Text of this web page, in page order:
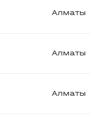
Алматы
Алматы
Алматы